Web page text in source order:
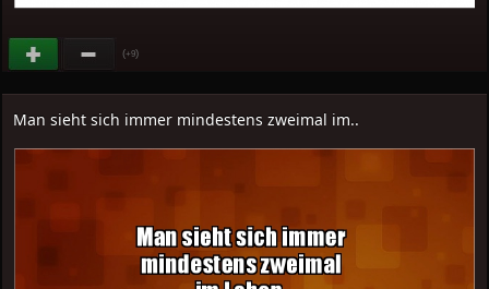
(+9)
Man sieht sich immer mindestens zweimal im..